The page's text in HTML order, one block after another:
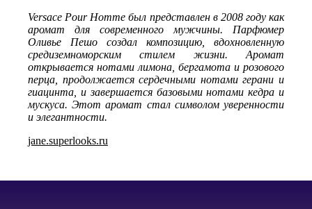
Versace Pour Homme был представлен в 2008 году как
аромат для современного мужчины. Парфюмер
Оливье Пешо создал композицию, вдохновленную
средиземноморским стилем жизни. Аромат
открывается нотами лимона, бергамота и розового
перца, продолжается сердечными нотами герани и
гиацинта, и завершается базовыми нотами кедра и
мускуса. Этот аромат стал символом уверенности
и элегантности.
jane.superlooks.ru